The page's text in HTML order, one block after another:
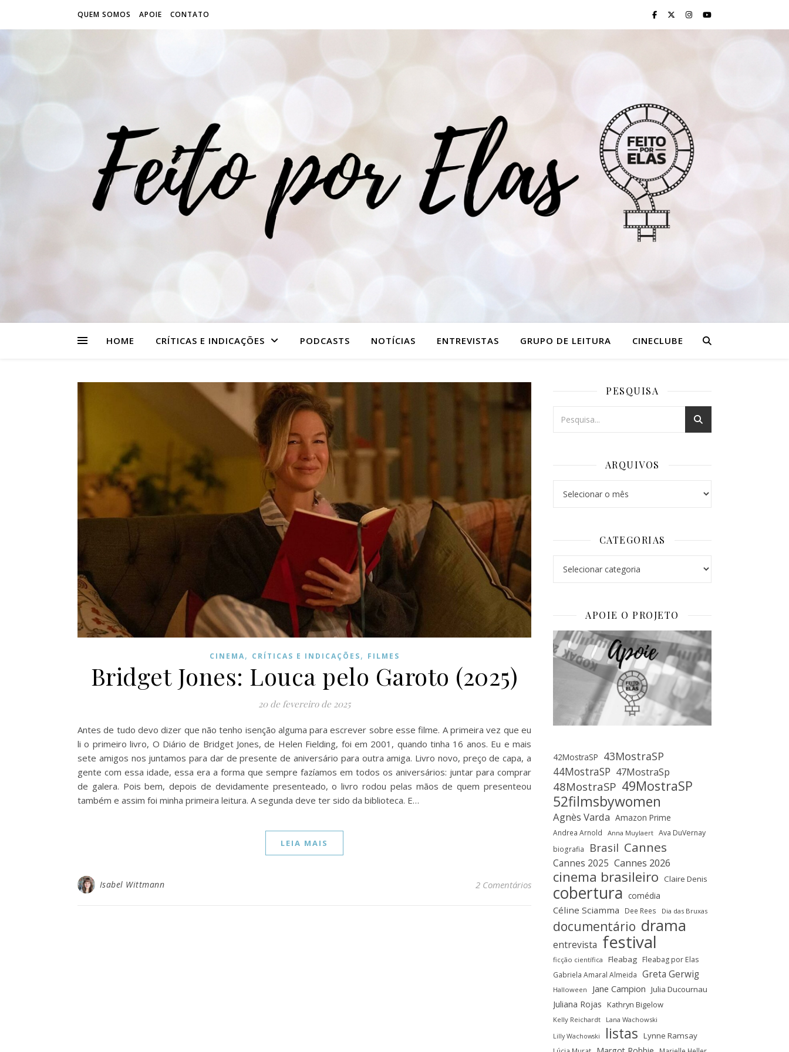
QUEM SOMOS APOIE CONTATO
HOME CRÍTICAS E INDICAÇÕES PODCASTS NOTÍCIAS ENTREVISTAS GRUPO DE LEITURA CINECLUBE
CINEMA, CRÍTICAS E INDICAÇÕES, FILMES
Bridget Jones: Louca pelo Garoto (2025)
20 de fevereiro de 2025
Antes de tudo devo dizer que não tenho isenção alguma para escrever sobre esse filme. A primeira vez que eu
li o primeiro livro, O Diário de Bridget Jones, de Helen Fielding, foi em 2001, quando tinha 16 anos. Eu e mais
sete amigos nos juntamos para dar de presente de aniversário para outra amiga. Livro novo, preço de capa, a
gente com essa idade, essa era a forma que sempre fazíamos em todos os aniversários: juntar para comprar
de galera. Pois bem, depois de devidamente presenteado, o livro rodou pelas mãos de quem presenteou
também e assim foi minha primeira leitura. A segunda deve ter sido da biblioteca. E…
LEIA MAIS
Isabel Wittmann 2 Comentários
PESQUISA
ARQUIVOS
CATEGORIAS
APOIE O PROJETO
42MostraSP 43MostraSP
44MostraSP 47MostraSp
48MostraSP 49MostraSP
52filmsbywomen
Agnès Varda Amazon Prime
Andrea Arnold Anna Muylaert Ava DuVernay
biografia Brasil Cannes
Cannes 2025 Cannes 2026
cinema brasileiro Claire Denis
cobertura comédia
Céline Sciamma Dee Rees Dia das Bruxas
documentário drama
entrevista festival
ficção científica Fleabag Fleabag por Elas
Gabriela Amaral Almeida Greta Gerwig
Halloween Jane Campion Julia Ducournau
Juliana Rojas Kathryn Bigelow
Kelly Reichardt Lana Wachowski
Lilly Wachowski listas Lynne Ramsay